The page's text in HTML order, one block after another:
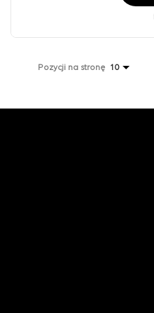
Pozycji na stronę 10